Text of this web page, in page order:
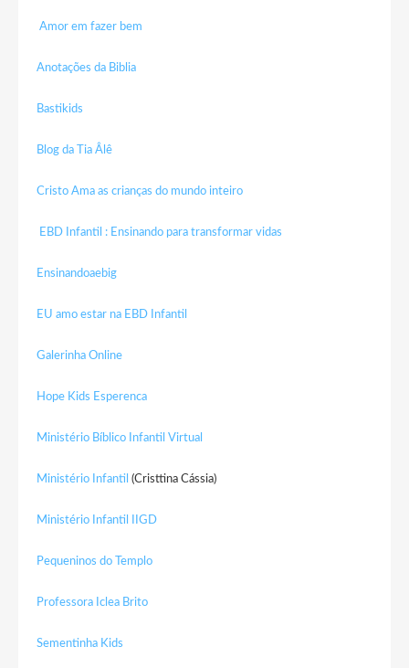
Amor em fazer bem
Anotações da Biblia
Bastikids
Blog da Tia Âlê
Cristo Ama as crianças do mundo inteiro
EBD Infantil : Ensinando para transformar vidas
Ensinandoaebig
EU amo estar na EBD Infantil
Galerinha Online
Hope Kids Esperenca
Ministério Bíblico Infantil Virtual
Ministério Infantil (Cristtina Cássia)
Ministério Infantil IIGD
Pequeninos do Templo
Professora Iclea Brito
Sementinha Kids